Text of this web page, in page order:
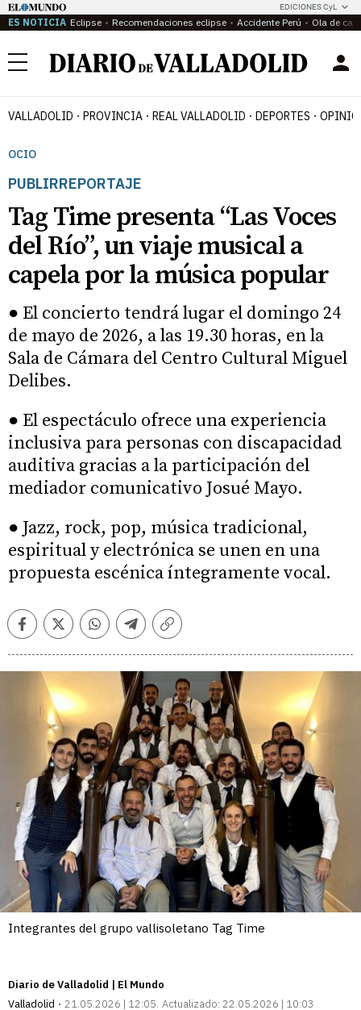
EDICIONES CyL
ES NOTICIA Eclipse Recomendaciones eclipse Accidente Perú Ola de
Menú
VALLADOLID PROVINCIA REAL VALLADOLID DEPORTES
OCIO
PUBLIRREPORTAJE
Tag Time presenta “Las Voces
del Río”, un viaje musical a
capela por la música popular
● El concierto tendrá lugar el domingo 24
de mayo de 2026, a las 19.30 horas, en la
Sala de Cámara del Centro Cultural Miguel
Delibes.
● El espectáculo ofrece una experiencia
inclusiva para personas con discapacidad
auditiva gracias a la participación del
mediador comunicativo Josué Mayo.
● Jazz, rock, pop, música tradicional,
espiritual y electrónica se unen en una
propuesta escénica íntegramente vocal.
FacebookTwitterWhatsappTelegramCopiar
Integrantes del grupo vallisoletano Tag Time
Diario de Valladolid | El Mundo
Valladolid
21.05.2026 | 12:05 Actualizado: 22.05.2026 | 10:03